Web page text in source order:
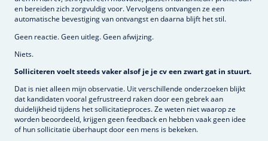
en bereiden zich zorgvuldig voor. Vervolgens ontvangen ze een
automatische bevestiging van ontvangst en daarna blijft het stil.
Geen reactie. Geen uitleg. Geen afwijzing.
Niets.
Solliciteren voelt steeds vaker alsof je je cv een zwart gat in stuurt.
Dat is niet alleen mijn observatie. Uit verschillende onderzoeken blijkt
dat kandidaten vooral gefrustreerd raken door een gebrek aan
duidelijkheid tijdens het sollicitatieproces. Ze weten niet waarop ze
worden beoordeeld, krijgen geen feedback en hebben vaak geen idee
of hun sollicitatie überhaupt door een mens is bekeken.